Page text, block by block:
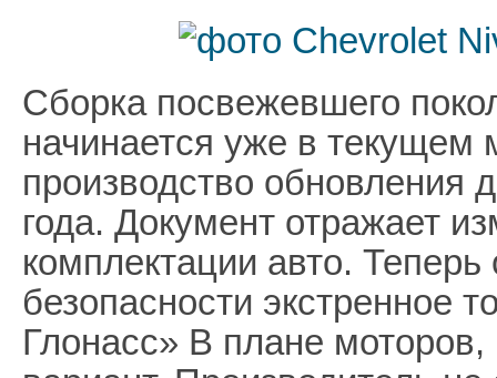
Сборка посвежевшего
начинается уже в текущем
производство обновления
года. Документ отражает
комплектации авто.
безопасности экстренное
Глонасс» В плане моторов,